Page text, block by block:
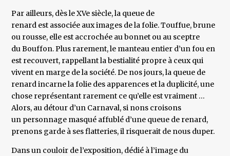
Par ailleurs, dès le XVe siècle, la queue de
renard est associée aux images de la folie. Touffue, brune
ou rousse, elle est accrochée au bonnet ou au sceptre
du Bouffon. Plus rarement, le manteau entier d’un fou en
est recouvert, rappellant la bestialité propre à ceux qui
vivent en marge de la société. De nos jours, la queue de
renard incarne la folie des apparences et la duplicité, une
chose représentant rarement ce qu’elle est vraiment …
Alors, au détour d’un Carnaval, si nons croisons
un personnage masqué affublé d’une queue de renard,
prenons garde à ses flatteries, il risquerait de nous duper.
Dans un couloir de l’exposition, dédié à l’image du